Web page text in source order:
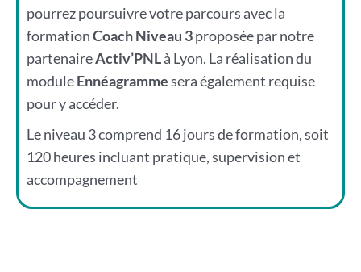
pourrez poursuivre votre parcours avec la
formationCoach Niveau 3proposée par notre
partenaireActiv’PNLà Lyon. La réalisation du
moduleEnnéagrammesera également requise
pour y accéder.
Le niveau 3 comprend 16 jours de formation, soit
120 heures incluant pratique, supervision et
accompagnement